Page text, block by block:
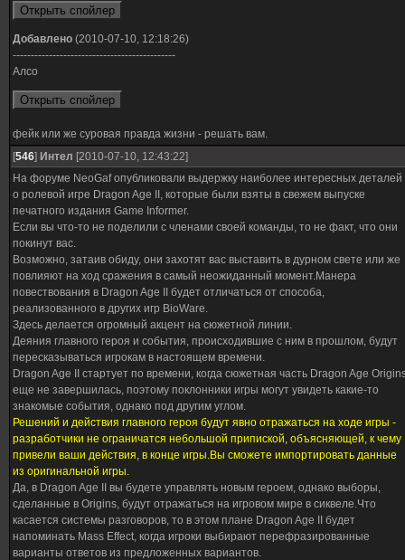
Добавлено (2010-07-10, 12:18:26)
---------------------------------------------
Алсо
фейк или же суровая правда жизни - решать вам.
[546] Интел [2010-07-10, 12:43:22]
На форуме NeoGaf опубликовали выдержку наиболее интересных деталей
о ролевой игре Dragon Age II, которые были взяты в свежем выпуске
печатного издания Game Informer.
Если вы что-то не поделили с членами своей команды, то не факт, что они
покинут вас.
Возможно, затаив обиду, они захотят вас выставить в дурном свете или же
повлияют на ход сражения в самый неожиданный момент.Манера
повествования в Dragon Age II будет отличаться от способа,
реализованного в других игр BioWare.
Здесь делается огромный акцент на сюжетной линии.
Деяния главного героя и события, происходившие с ним в прошлом, будут
пересказываться игрокам в настоящем времени.
Dragon Age II стартует по времени, когда сюжетная часть Dragon Age
еще не завершилась, поэтому поклонники игры могут увидеть какие-то
знакомые события, однако под другим углом.
Решений и действия главного героя будут явно отражаться на ходе игры -
разработчики не ограничатся небольшой припиской, объясняющей, к чему
привели ваши действия, в конце игры.Вы сможете импортировать данные
из оригинальной игры.
Да, в Dragon Age II вы будете управлять новым героем, однако выборы,
сделанные в Origins, будут отражаться на игровом мире в сиквеле.Что
касается системы разговоров, то в этом плане Dragon Age II будет
напоминать Mass Effect, когда игроки выбирают перефразированные
варианты ответов из предложенных вариантов.